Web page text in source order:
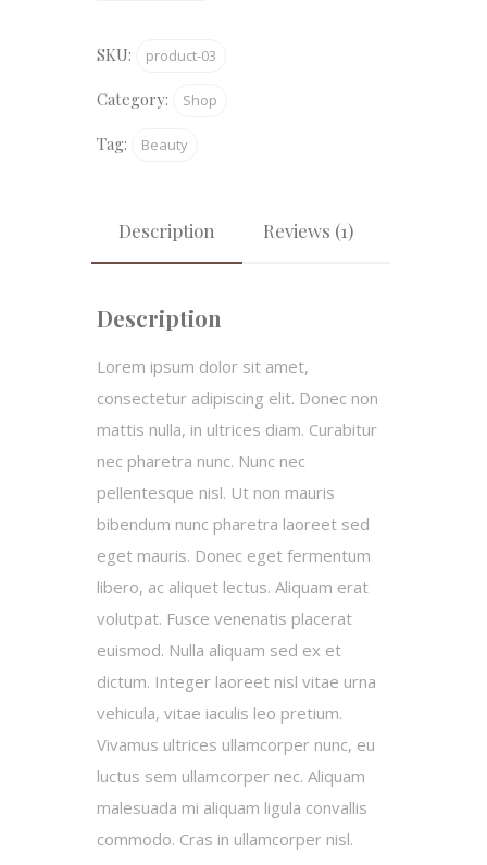
quantity
SKU: product-03
Category: Shop
Tag: Beauty
Description Reviews (1)
Description
Lorem ipsum dolor sit amet,
consectetur adipiscing elit. Donec non
mattis nulla, in ultrices diam. Curabitur
nec pharetra nunc. Nunc nec
pellentesque nisl. Ut non mauris
bibendum nunc pharetra laoreet sed
eget mauris. Donec eget fermentum
libero, ac aliquet lectus. Aliquam erat
volutpat. Fusce venenatis placerat
euismod. Nulla aliquam sed ex et
dictum. Integer laoreet nisl vitae urna
vehicula, vitae iaculis leo pretium.
Vivamus ultrices ullamcorper nunc, eu
luctus sem ullamcorper nec. Aliquam
malesuada mi aliquam ligula convallis
commodo. Cras in ullamcorper nisl.